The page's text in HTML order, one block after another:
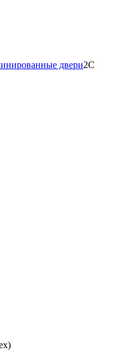
двери2С